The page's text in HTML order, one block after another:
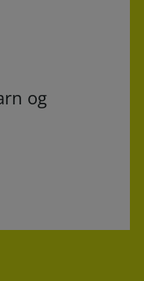
og